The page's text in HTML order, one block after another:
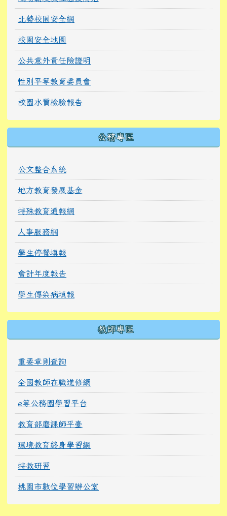
北勢校園安全網
校園安全地圖
公共意外責任險證明
性別平等教育委員會
校園水質檢驗報告
公務專區
公文整合系統
地方教育發展基金
特殊教育通報網
人事服務網
學生停餐填報
會計年度報告
學生傳染病填報
教師專區
重要章則查詢
全國教師在職進修網
e等公務園學習平台
教育部磨課師平臺
環境教育終身學習網
特教研習
桃園市數位學習辦公室